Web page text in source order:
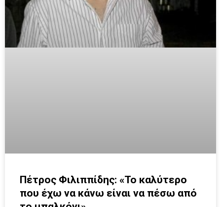
Πέτρος Φιλιππίδης: «Το καλύτερο
που έχω να κάνω είναι να πέσω από